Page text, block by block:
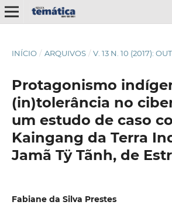
INÍCIO / ARQUIVOS / V. 13 N. 10 (2017):
Protagonismo
(in)tolerância no
um estudo de caso
Kaingang da Terra
Jamã Tÿ Tãnh, de
Fabiane da Silva Prestes